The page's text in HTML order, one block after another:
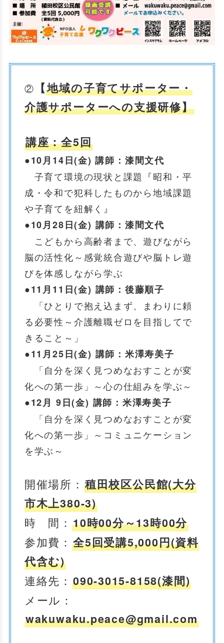
② 【地域の子育てサポーター・
介護サポーターへの支援研修】
講座：全5回
●10月14日(金) 講師：漆間文代
子育て環境の現状と課題『昭和・平
成・令和で犯科したものから地域課題
や子育てを紐解く』
●10月28日(金) 講師：漆間文代
こどもから高齢者まで、遊びながら
脳の活性化～感覚統合遊びや脳トレ遊
びを体感しながら学ぶ
●11月11日(金) 講師：後藤順子
「ひとりで抱え込まず、まわりに頼
る必要性～介護離職ゼロを目指してで
きること～」
●11月25日(金) 講師：米澤寿美子
「自分を深く見つめなおすことが変
化への第一歩」～心の仕組みを学ぶ～
●12月 9日(金) 講師：米澤寿美子
「自分を深く見つめなおすことが変
化への第一歩」～コミュニケーション
を学ぶ～
開催場所： 稙田校区公民館(大分
市木上380-3)
時 間： 10時00分～13時00分
参加費： 全5回受講5,000円(資料
代含む)
連絡先： 090-3015-8158(漆間)
メール：
wakuwaku.peace@gmail.com